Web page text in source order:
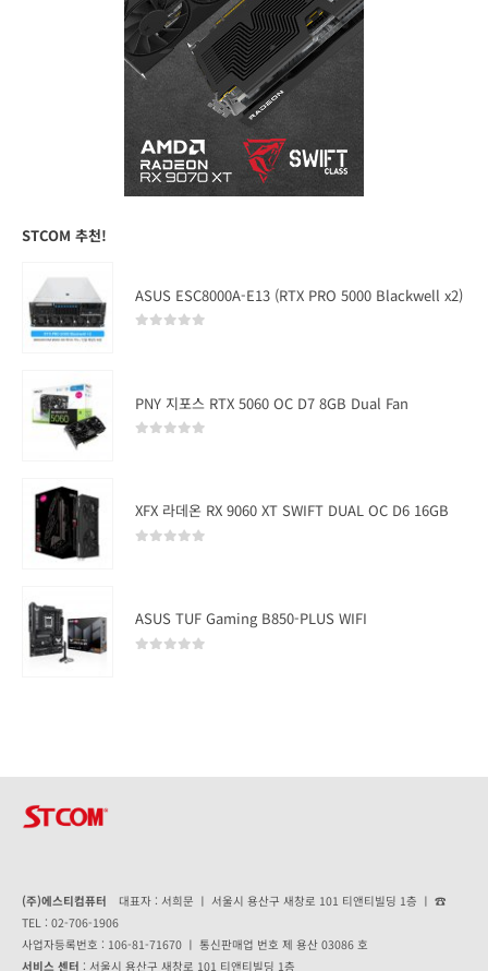
STCOM 추천!
ASUS ESC8000A-E13 (RTX PRO 5000 Blackwell x2)
PNY 지포스 RTX 5060 OC D7 8GB Dual Fan
XFX 라데온 RX 9060 XT SWIFT DUAL OC D6 16GB
ASUS TUF Gaming B850-PLUS WIFI
(주)에스티컴퓨터 대표자 : 서희문 ㅣ 서울시 용산구 새창로 101 티앤티빌딩 1층 ㅣ ☎
TEL : 02-706-1906
사업자등록번호 : 106-81-71670 ㅣ 통신판매업 번호 제 용산 03086 호
서비스 센터 : 서울시 용산구 새창로 101 티앤티빌딩 1층